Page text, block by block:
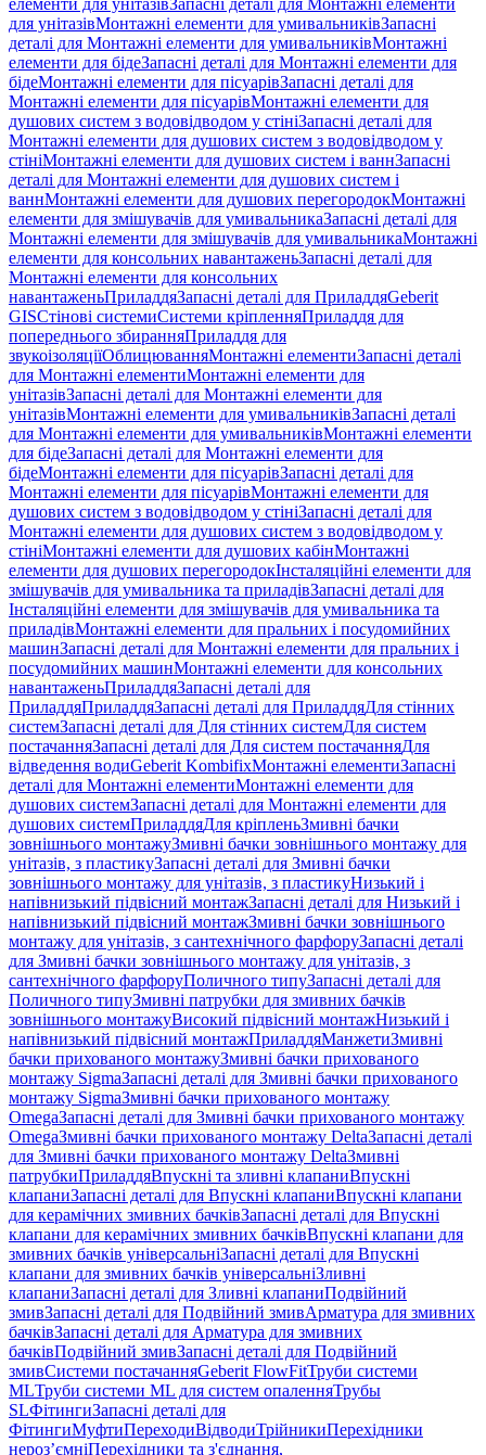
елементи для унітазівЗапасні деталі для Монтажні елементи
для унітазівМонтажні елементи для умивальниківЗапасні
деталі для Монтажні елементи для умивальниківМонтажні
елементи для бідеЗапасні деталі для Монтажні елементи для
бідеМонтажні елементи для пісуарівЗапасні деталі для
Монтажні елементи для пісуарівМонтажні елементи для
душових систем з водовідводом у стініЗапасні деталі для
Монтажні елементи для душових систем з водовідводом у
стініМонтажні елементи для душових систем і ваннЗапасні
деталі для Монтажні елементи для душових систем і
ваннМонтажні елементи для душових перегородокМонтажні
елементи для змішувачів для умивальникаЗапасні деталі для
Монтажні елементи для змішувачів для умивальникаМонтажні
елементи для консольних навантаженьЗапасні деталі для
Монтажні елементи для консольних
навантаженьПриладдяЗапасні деталі для ПриладдяGeberit
GISСтінові системиСистеми кріпленняПриладдя для
попереднього збиранняПриладдя для
звукоізоляціїОблицюванняМонтажні елементиЗапасні деталі
для Монтажні елементиМонтажні елементи для
унітазівЗапасні деталі для Монтажні елементи для
унітазівМонтажні елементи для умивальниківЗапасні деталі
для Монтажні елементи для умивальниківМонтажні елементи
для бідеЗапасні деталі для Монтажні елементи для
бідеМонтажні елементи для пісуарівЗапасні деталі для
Монтажні елементи для пісуарівМонтажні елементи для
душових систем з водовідводом у стініЗапасні деталі для
Монтажні елементи для душових систем з водовідводом у
стініМонтажні елементи для душових кабінМонтажні
елементи для душових перегородокІнсталяційні елементи для
змішувачів для умивальника та приладівЗапасні деталі для
Інсталяційні елементи для змішувачів для умивальника та
приладівМонтажні елементи для пральних і посудомийних
машинЗапасні деталі для Монтажні елементи для пральних і
посудомийних машинМонтажні елементи для консольних
навантаженьПриладдяЗапасні деталі для
ПриладдяПриладдяЗапасні деталі для ПриладдяДля стінних
системЗапасні деталі для Для стінних системДля систем
постачанняЗапасні деталі для Для систем постачанняДля
відведення водиGeberit KombifixМонтажні елементиЗапасні
деталі для Монтажні елементиМонтажні елементи для
душових системЗапасні деталі для Монтажні елементи для
душових системПриладдяДля кріпленьЗмивні бачки
зовнішнього монтажуЗмивні бачки зовнішнього монтажу для
унітазів, з пластикуЗапасні деталі для Змивні бачки
зовнішнього монтажу для унітазів, з пластикуНизький і
напівнизький підвісний монтажЗапасні деталі для Низький і
напівнизький підвісний монтажЗмивні бачки зовнішнього
монтажу для унітазів, з сантехнічного фарфоруЗапасні деталі
для Змивні бачки зовнішнього монтажу для унітазів, з
сантехнічного фарфоруПоличного типуЗапасні деталі для
Поличного типуЗмивні патрубки для змивних бачків
зовнішнього монтажуВисокий підвісний монтажНизький і
напівнизький підвісний монтажПриладдяМанжетиЗмивні
бачки прихованого монтажуЗмивні бачки прихованого
монтажу SigmaЗапасні деталі для Змивні бачки прихованого
монтажу SigmaЗмивні бачки прихованого монтажу
OmegaЗапасні деталі для Змивні бачки прихованого монтажу
OmegaЗмивні бачки прихованого монтажу DeltaЗапасні деталі
для Змивні бачки прихованого монтажу DeltaЗмивні
патрубкиПриладдяВпускні та зливні клапаниВпускні
клапаниЗапасні деталі для Впускні клапаниВпускні клапани
для керамічних змивних бачківЗапасні деталі для Впускні
клапани для керамічних змивних бачківВпускні клапани для
змивних бачків універсальніЗапасні деталі для Впускні
клапани для змивних бачків універсальніЗливні
клапаниЗапасні деталі для Зливні клапаниПодвійний
змивЗапасні деталі для Подвійний змивАрматура для змивних
бачкiвЗапасні деталі для Арматура для змивних
бачкiвПодвійний змивЗапасні деталі для Подвійний
змивСистеми постачанняGeberit FlowFitТруби системи
MLТруби системи ML для систем опаленняТрубы
SLФітингиЗапасні деталі для
ФітингиМуфтиПереходиВідводиТрійникиПерехідники
нероз’ємніПерехідники та з'єднання,